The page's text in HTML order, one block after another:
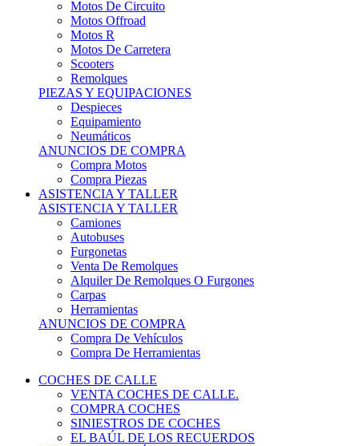
Motos R
Motos De Carretera
Scooters
Remolques
PIEZAS Y EQUIPACIONES
Despieces
Equipamiento
Neumáticos
ANUNCIOS DE COMPRA
Compra Motos
Compra Piezas
ASISTENCIA Y TALLER
ASISTENCIA Y TALLER
Camiones
Autobuses
Furgonetas
Venta De Remolques
Alquiler De Remolques O Furgones
Carpas
Herramientas
ANUNCIOS DE COMPRA
Compra De Vehículos
Compra De Herramientas
COCHES DE CALLE
VENTA COCHES DE CALLE.
COMPRA COCHES
SINIESTROS DE COCHES
EL BAÚL DE LOS RECUERDOS
FOROS DE OPINIÓN